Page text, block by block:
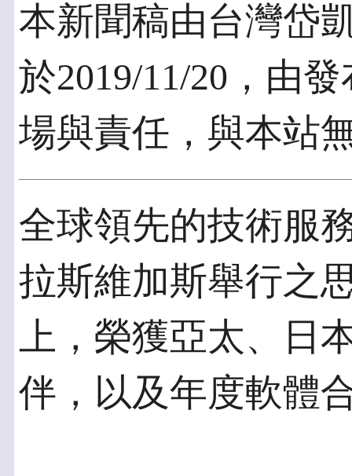
本新聞稿由台灣岱
於2019/11/20，由
場與責任，與本站
全球領先的技術服
拉斯維加斯舉行之
上，榮獲亞太、日
伴，以及年度軟體